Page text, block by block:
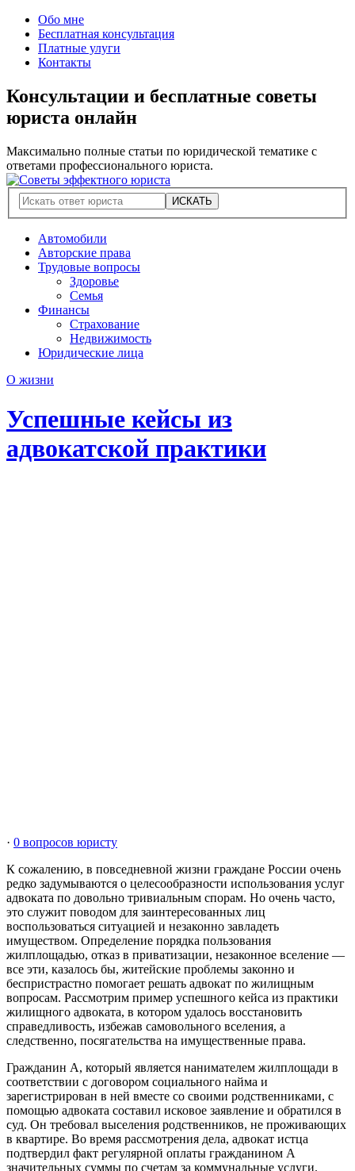
Обо мне
Бесплатная консультация
Платные улуги
Контакты
Консультации и бесплатные советы
юриста онлайн
Максимально полные статьи по юридической тематике с
ответами профессионального юриста.
Автомобили
Авторские права
Трудовые вопросы
Здоровье
Семья
Финансы
Страхование
Недвижимость
Юридические лица
О жизни
Успешные кейсы из
адвокатской практики
· 0 вопросов юристу
К сожалению, в повседневной жизни граждане России очень
редко задумываются о целесообразности использования услуг
адвоката по довольно тривиальным спорам. Но очень часто,
это служит поводом для заинтересованных лиц
воспользоваться ситуацией и незаконно завладеть
имуществом. Определение порядка пользования
жилплощадью, отказ в приватизации, незаконное вселение —
все эти, казалось бы, житейские проблемы законно и
беспристрастно помогает решать адвокат по жилищным
вопросам. Рассмотрим пример успешного кейса из практики
жилищного адвоката, в котором удалось восстановить
справедливость, избежав самовольного вселения, а
следственно, посягательства на имущественные права.
Гражданин А, который является нанимателем жилплощади в
соответствии с договором социального найма и
зарегистрирован в ней вместе со своими родственниками, с
помощью адвоката составил исковое заявление и обратился в
суд. Он требовал выселения родственников, не проживающих
в квартире. Во время рассмотрения дела, адвокат истца
подтвердил факт регулярной оплаты гражданином А
значительных суммы по счетам за коммунальные услуги.